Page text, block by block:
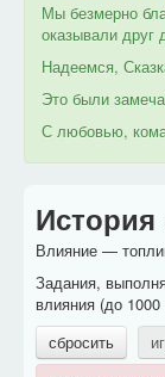
Мы безмерно
оказывали друг
Надеемся,
Это были
С любовью,
Влияние —
Задания,
влияния (до
сбросить